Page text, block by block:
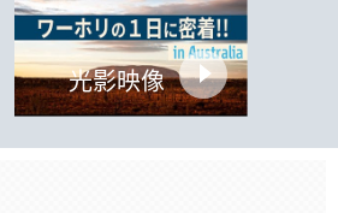
光影映像